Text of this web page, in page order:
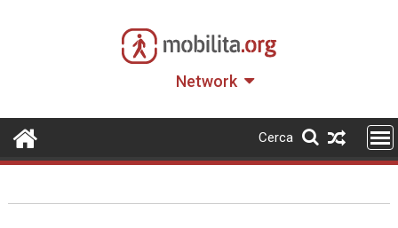
Network
Cerca